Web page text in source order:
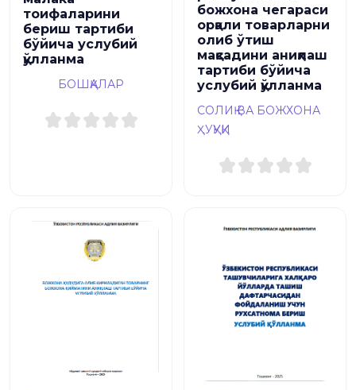
тоифаларини
бериш тартиби
бўйича услубий
қўлланма
БОШҚАЛАР
божхона чегараси
орқали товарларни
олиб ўтиш
мақсадини аниқлаш
тартиби бўйича
услубий қўлланма
СОЛИҚ ВА БОЖХОНА
ҲУҚУҚИ